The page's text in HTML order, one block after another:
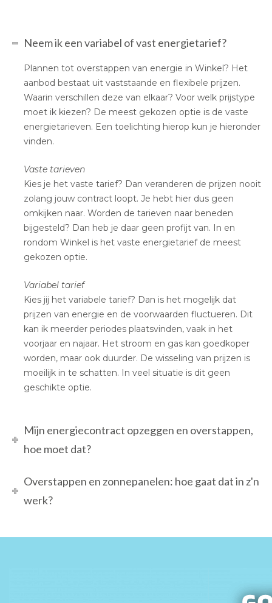
Neem ik een variabel of vast energietarief?
Plannen tot overstappen van energie in Winkel? Het
aanbod bestaat uit vaststaande en flexibele prijzen.
Waarin verschillen deze van elkaar? Voor welk prijstype
moet ik kiezen? De meest gekozen optie is de vaste
energietarieven. Een toelichting hierop kun je hieronder
vinden.
Vaste tarieven
Kies je het vaste tarief? Dan veranderen de prijzen nooit
zolang jouw contract loopt. Je hebt hier dus geen
omkijken naar. Worden de tarieven naar beneden
bijgesteld? Dan heb je daar geen profijt van. In en
rondom Winkel is het vaste energietarief de meest
gekozen optie.
Variabel tarief
Kies jij het variabele tarief? Dan is het mogelijk dat
prijzen van energie en de voorwaarden fluctueren. Dit
kan ik meerder periodes plaatsvinden, vaak in het
voorjaar en najaar. Het stroom en gas kan goedkoper
worden, maar ook duurder. De wisseling van prijzen is
moeilijk in te schatten. In veel situatie is dit geen
geschikte optie.
Mijn energiecontract opzeggen en overstappen,
hoe moet dat?
Overstappen en zonnepanelen: hoe gaat dat in z'n
werk?